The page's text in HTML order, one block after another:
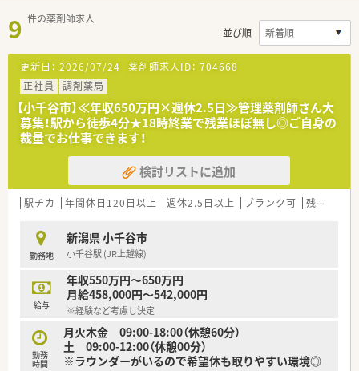
9 件の薬剤師求人
並び順
更新日： 2026/07/24 薬剤師求人ID： 704668
正社員
調剤薬局
【小千谷市】≪年収650万円×週休2.5日≫管理薬剤師さん大
募集！駅から徒歩4分★18時終業で残業ほぼ無し◎ご自身の
裁量でお仕事できます！
検討リストに追加
駅チカ 年間休日120日以上 週休2.5日以上 ブランク可 残業なし(ほぼなし含む)
勤務地
新潟県 小千谷市
小千谷駅 (JR上越線)
給与
年収550万円～650万円
月給458,000円～542,000円
※経験など考慮し決定
勤務
時間
月火木金 09:00-18:00（休憩60分）
土 09:00-12:00（休憩00分）
※ラウンダーがいるので希望休も取りやすい環境◎